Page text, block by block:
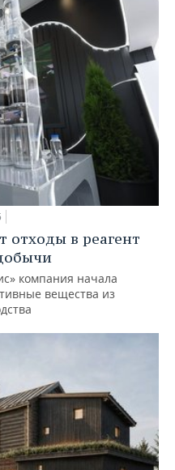
отходы в реагент
компания начала
вещества из